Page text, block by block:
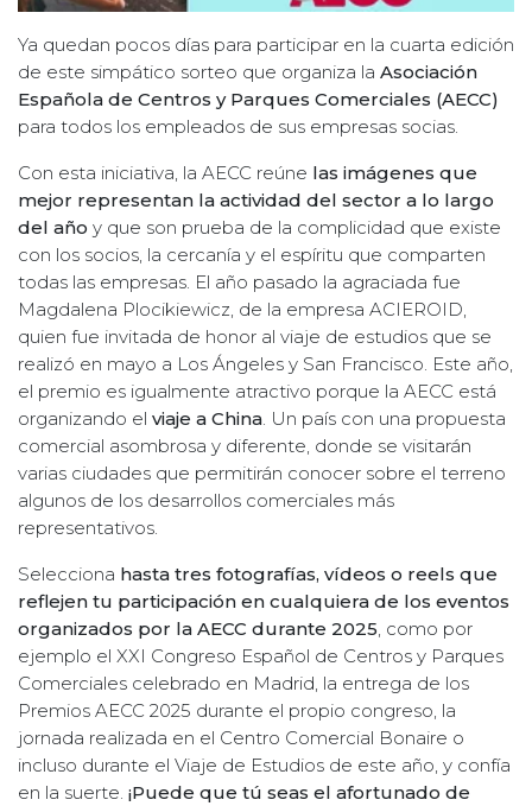
Ya quedan pocos días para participar en la cuarta edición
de este simpático sorteo que organiza la Asociación
Española de Centros y Parques Comerciales (AECC)
para todos los empleados de sus empresas socias.
Con esta iniciativa, la AECC reúne las imágenes que
mejor representan la actividad del sector a lo largo
del año y que son prueba de la complicidad que existe
con los socios, la cercanía y el espíritu que comparten
todas las empresas. El año pasado la agraciada fue
Magdalena Plocikiewicz, de la empresa ACIEROID,
quien fue invitada de honor al viaje de estudios que se
realizó en mayo a Los Ángeles y San Francisco. Este año,
el premio es igualmente atractivo porque la AECC está
organizando el viaje a China . Un país con una propuesta
comercial asombrosa y diferente, donde se visitarán
varias ciudades que permitirán conocer sobre el terreno
algunos de los desarrollos comerciales más
representativos.
Selecciona hasta tres fotografías, vídeos o reels que
reflejen tu participación en cualquiera de los eventos
organizados por la AECC durante 2025 , como por
ejemplo el XXI Congreso Español de Centros y Parques
Comerciales celebrado en Madrid, la entrega de los
Premios AECC 2025 durante el propio congreso, la
jornada realizada en el Centro Comercial Bonaire o
incluso durante el Viaje de Estudios de este año, y confía
en la suerte. ¡Puede que tú seas el afortunado de